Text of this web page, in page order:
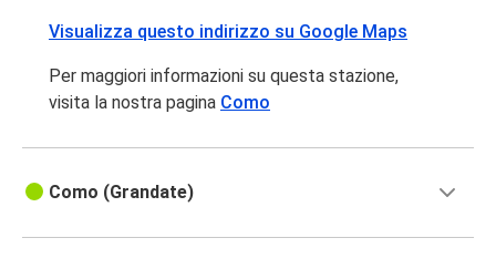
Visualizza questo indirizzo su Google Maps
Per maggiori informazioni su questa stazione,
visita la nostra pagina Como
Como (Grandate)